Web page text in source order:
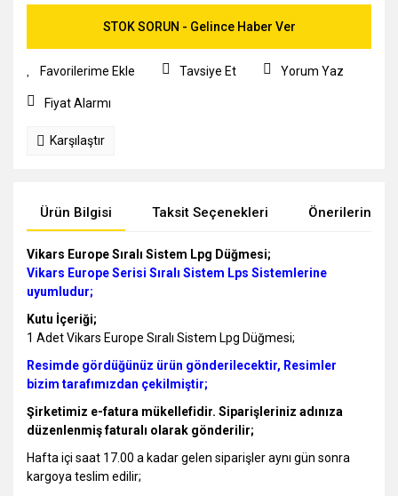
STOK SORUN - Gelince Haber Ver
Tavsiye Et Yorum Yaz
Fiyat Alarmı
Karşılaştır
Ürün Bilgisi Taksit Seçenekleri Önerileriniz
Vikars Europe Sıralı Sistem Lpg Düğmesi;
Vikars Europe Serisi Sıralı Sistem Lps Sistemlerine
uyumludur;
Kutu İçeriği;
1 Adet Vikars Europe Sıralı Sistem Lpg Düğmesi;
Resimde gördüğünüz ürün gönderilecektir, Resimler
bizim tarafımızdan çekilmiştir;
Şirketimiz e-fatura mükellefidir. Siparişleriniz adınıza
düzenlenmiş faturalı olarak gönderilir;
Hafta içi saat 17.00 a kadar gelen siparişler aynı gün sonra
kargoya teslim edilir;